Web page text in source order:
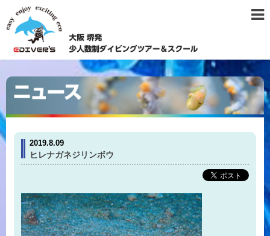
2019.8.09
ヒレナガネジリンボウ